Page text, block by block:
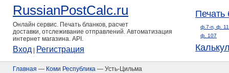
RussianPostCalc.ru
Онлайн сервис. Печать бланков, расчет
доставки, отслеживание отправлений. Автоматизация
интернет магазина. API.
Вход Регистрация
Печать
ф.7-п, ф.
ф. 107
Главная — Коми Республика — Усть-Цильма